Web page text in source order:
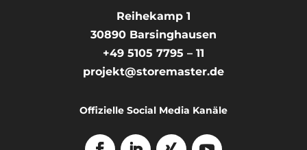
Reihekamp 1
30890 Barsinghausen
+49 5105 7795 – 11
projekt@storemaster.de
Offizielle Social Media Kanäle